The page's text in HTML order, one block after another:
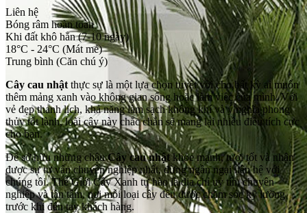
Liên hệ
Bóng râm hoàn toàn
Khi đất khô hẳn (7-10 ngày)
18°C - 24°C (Mát mẻ)
Trung bình (Căn chú ý)
Cây cau nhật thực sự là một lựa chọn tuyệt vời cho bất kỳ ai muốn
thêm mảng xanh vào không gian sống hoặc làm việc của mình. Với
vẻ đẹp thanh lịch, khả năng làm sạch không khí và ý nghĩa phong
thủy tốt lành, loài cây này chắc chắn sẽ mang lại nhiều điều tích cực
cho bạn.
Để sở hữu những chậuCây cau nhậtkhỏe mạnh, tươi tốt và nhận
được sự tư vấn chuyên nghiệp nhất, đừng ngần ngại liên hệ với
chúng tôi. Thế Giới Cây Xanh tự hào là địa chỉ uy tín, chuyên
nghiệp và tận tâm, nơi mỗi loại cây đều được chăm sóc kỹ lưỡng
trước khi đến tay khách hàng.